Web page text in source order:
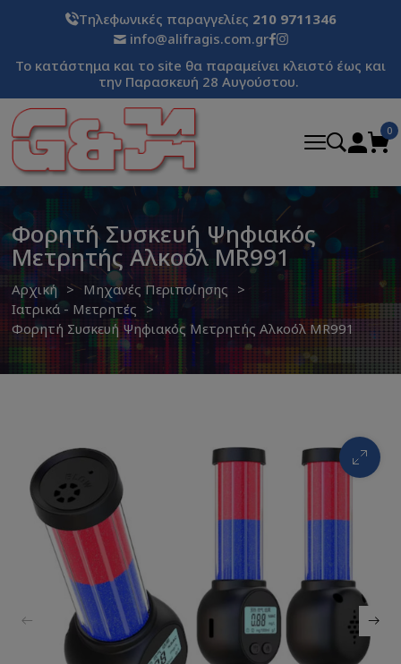
Το κατάστημα και το site θα παραμείνει κλειστό έως και
την Παρασκευή 28 Αυγούστου.
Τηλεφωνικές παραγγελίες 210 9711346
info@alifragis.com.gr
0
Φορητή Συσκευή Ψηφιακός
Μετρητής Αλκοόλ MR991
Αρχική
Μηχανές Περιποίησης
Ιατρικά - Μετρητές
Φορητή Συσκευή Ψηφιακός Μετρητής Αλκοόλ MR991